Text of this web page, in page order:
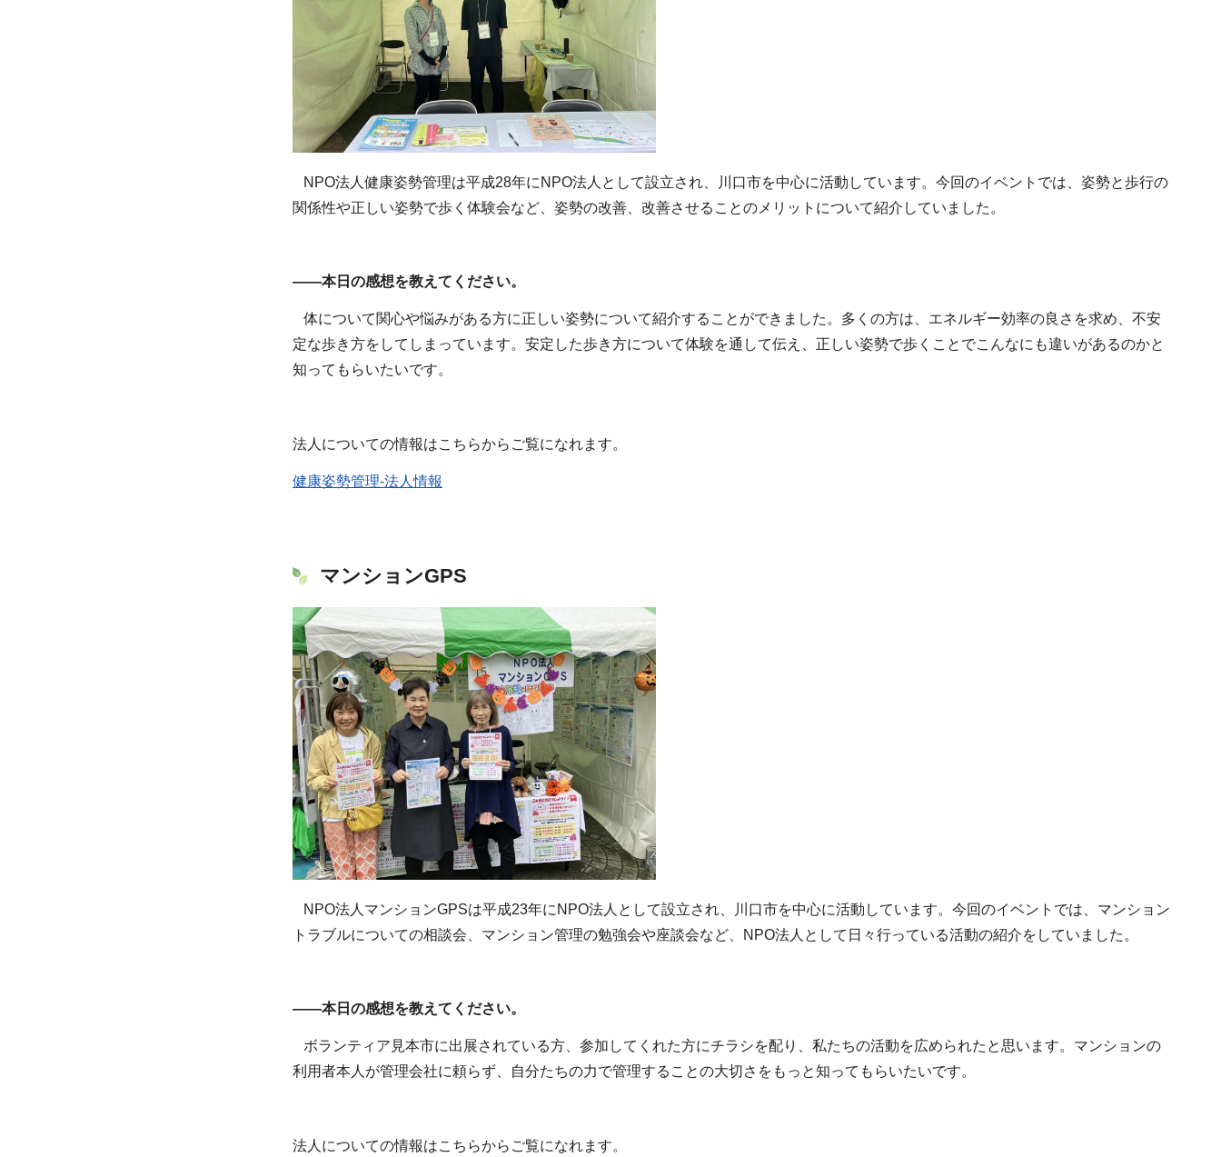
NPO法人健康姿勢管理は平成28年にNPO法人として設立され、川口市を中心に活動しています。今回のイベントでは、姿勢と歩行の
関係性や正しい姿勢で歩く体験会など、姿勢の改善、改善させることのメリットについて紹介していました。
——本日の感想を教えてください。
体について関心や悩みがある方に正しい姿勢について紹介することができました。多くの方は、エネルギー効率の良さを求め、不安
定な歩き方をしてしまっています。安定した歩き方について体験を通して伝え、正しい姿勢で歩くことでこんなにも違いがあるのかと
知ってもらいたいです。
法人についての情報はこちらからご覧になれます。
健康姿勢管理-法人情報
マンションGPS
NPO法人マンションGPSは平成23年にNPO法人として設立され、川口市を中心に活動しています。今回のイベントでは、マンション
トラブルについての相談会、マンション管理の勉強会や座談会など、NPO法人として日々行っている活動の紹介をしていました。
——本日の感想を教えてください。
ボランティア見本市に出展されている方、参加してくれた方にチラシを配り、私たちの活動を広められたと思います。マンションの
利用者本人が管理会社に頼らず、自分たちの力で管理することの大切さをもっと知ってもらいたいです。
法人についての情報はこちらからご覧になれます。